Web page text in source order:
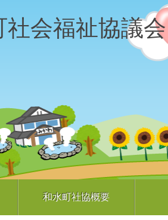
社会福祉協議会
和水町社協概要